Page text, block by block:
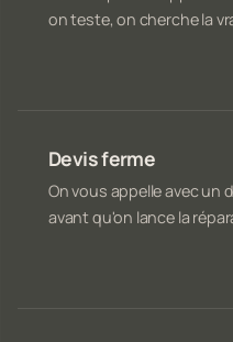
on teste, on cherche la
Devis ferme
On vous appelle avec un
avant qu'on lance la